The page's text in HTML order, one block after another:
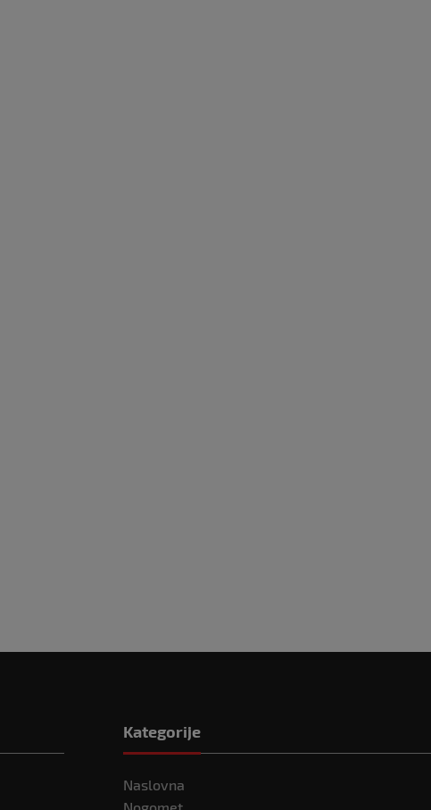
Kategorije
Naslovna
Nogomet